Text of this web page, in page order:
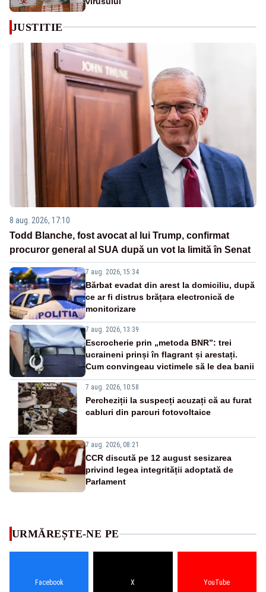
JUSTITIE
8 aug. 2026, 17:10
Todd Blanche, fost avocat al lui Trump, confirmat
procuror general al SUA după un vot la limită în Senat
7 aug. 2026, 15:34
Bărbat evadat din arest la domiciliu, după
ce ar fi distrus brățara electronică de
monitorizare
7 aug. 2026, 13:39
Escrocherie prin „metoda BNR”: trei
ucraineni prinși în flagrant și arestați.
Cum convingeau victimele să le dea banii
7 aug. 2026, 10:58
Percheziții la suspecți acuzați că au furat
cabluri din parcuri fotovoltaice
7 aug. 2026, 08:21
CCR discută pe 12 august sesizarea
privind legea integrității adoptată de
Parlament
URMĂREȘTE-NE PE
Facebook X YouTube